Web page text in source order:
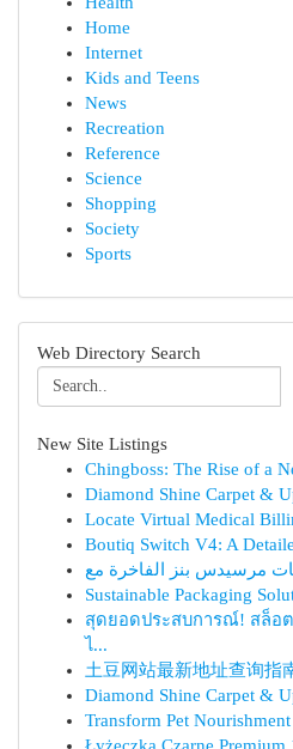
Home
Internet
Kids and Teens
News
Recreation
Reference
Science
Shopping
Society
Sports
Web Directory Search
New Site Listings
Chingboss: The Rise of a
Diamond Shine Carpet &
Locate Virtual Medical
Boutiq Switch V4: A
Sustainable Packaging
สุดยอดประสบการณ์! สล็อ
ไ...
土豆网站最新地址查询指
Diamond Shine Carpet &
Transform Pet